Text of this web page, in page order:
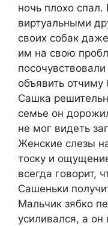
ночь плохо
виртуальными
своих собак
им на свою
объявить отчиму
Сашка
семье он
не мог видеть
Женские слезы
тоску и
всегда говорит,
Сашеньки
Мальчик зябко
усиливался, а